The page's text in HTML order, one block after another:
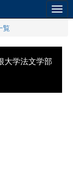
覧
大学法文学部